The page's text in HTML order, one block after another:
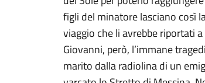
figli del minatore lasciano così
viaggio che li avrebbe riportati
Giovanni, però, l’immane
marito dalla radiolina di un